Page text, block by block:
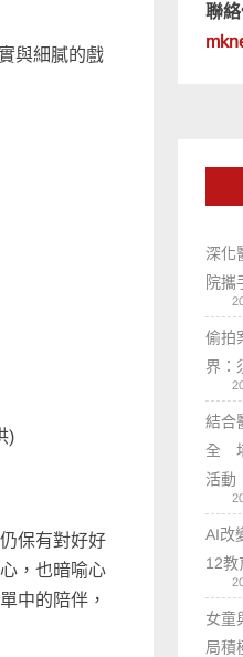
與細膩的戲
)
保有對好好
，也暗喻心
中的陪伴，
聯
深化
院
偷拍
界：
結合
全
活動
AI改
12教
女童
局積